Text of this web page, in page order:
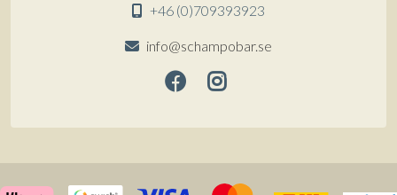
+46 (0)709393923
info@schampobar.se